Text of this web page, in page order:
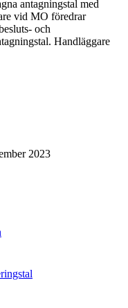
antagningstal med
vid MO föredrar
och
Handläggare
2023